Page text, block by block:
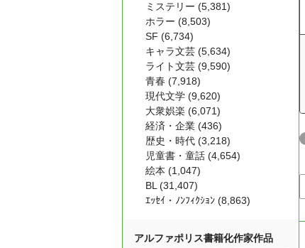
ミステリー (5,381)
ホラー (8,503)
SF (6,734)
キャラ文芸 (5,634)
ライト文芸 (9,590)
青春 (7,918)
現代文学 (9,620)
大衆娯楽 (6,071)
経済・企業 (436)
歴史・時代 (3,218)
児童書・童話 (4,654)
絵本 (1,047)
BL (31,407)
ｴｯｾｲ・ﾉﾝﾌｨｸｼｮﾝ (8,863)
アルファポリス書籍化作家作品